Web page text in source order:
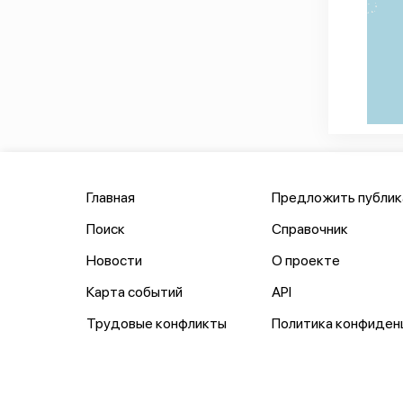
Главная
Поиск
Новости
Карта событий
Трудовые конфликты
Предложить
Справочник
О проекте
API
Политика